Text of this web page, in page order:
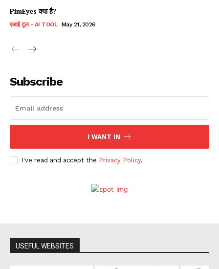
PimEyes क्या है?
एआई टूल - AI TOOL May 21, 2026
Subscribe
I WANT IN
I've read and accept the Privacy Policy.
USEFUL WEBSITES